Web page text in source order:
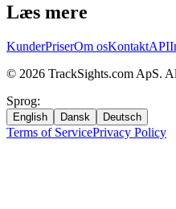
Læs mere
KunderPriserOm osKontaktAPI
© 2026 TrackSights.com ApS.
Sprog:
English Dansk Deutsch
Terms of ServicePrivacy Policy